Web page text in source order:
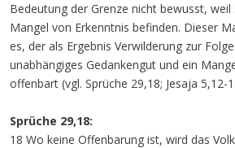
Bedeutung der Grenze nicht bewusst, weil
Mangel von Erkenntnis befinden. Dieser
es, der als Ergebnis Verwilderung zur
unabhängiges Gedankengut und ein
offenbart (vgl. Sprüche 29,18; Jesaja 5,12-
Sprüche 29,18:
18 Wo keine Offenbarung ist, wird das